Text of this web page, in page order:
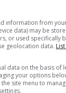
information from
data) may be
or used specifically
geolocation data.
data on the basis of
your options
site menu to